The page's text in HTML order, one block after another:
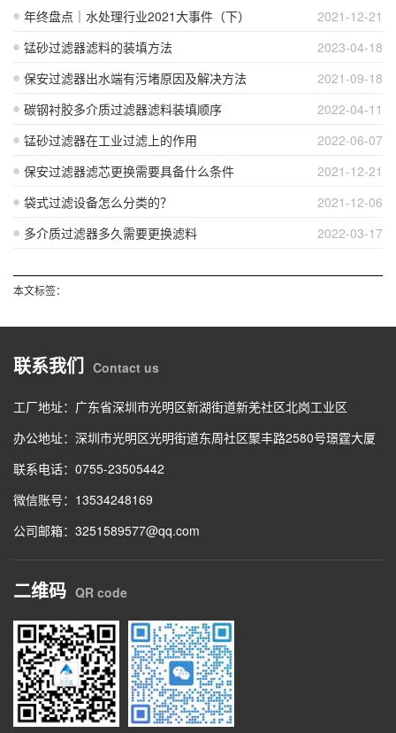
2021-12-21
年终盘点｜水处理行业2021大事件（下）
2023-04-18
锰砂过滤器滤料的装填方法
2021-09-18
保安过滤器出水端有污堵原因及解决方法
2022-04-11
碳钢衬胶多介质过滤器滤料装填顺序
2022-06-07
锰砂过滤器在工业过滤上的作用
2021-12-21
保安过滤器滤芯更换需要具备什么条件
2021-12-06
袋式过滤设备怎么分类的？
2022-03-17
多介质过滤器多久需要更换滤料
本文标签：
联系我们 Contact us
工厂地址：广东省深圳市光明区新湖街道新羌社区北岗工业区
办公地址：深圳市光明区光明街道东周社区聚丰路2580号璟霆大厦
联系电话：0755-23505442
微信账号：13534248169
公司邮箱：3251589577@qq.com
二维码 QR code